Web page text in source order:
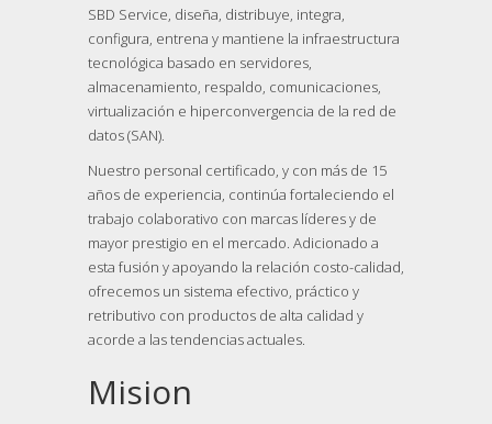
SBD Service, diseña, distribuye, integra,
configura, entrena y mantiene la infraestructura
tecnológica basado en servidores,
almacenamiento, respaldo, comunicaciones,
virtualización e hiperconvergencia de la red de
datos (SAN).
Nuestro personal certificado, y con más de 15
años de experiencia, continúa fortaleciendo el
trabajo colaborativo con marcas líderes y de
mayor prestigio en el mercado. Adicionado a
esta fusión y apoyando la relación costo-calidad,
ofrecemos un sistema efectivo, práctico y
retributivo con productos de alta calidad y
acorde a las tendencias actuales.
Mision